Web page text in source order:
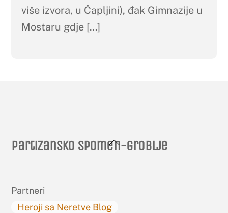
više izvora, u Čapljini), đak Gimnazije u
Mostaru gdje […]
Back
Partizansko spomen-groblje
Partneri
Heroji sa Neretve Blog